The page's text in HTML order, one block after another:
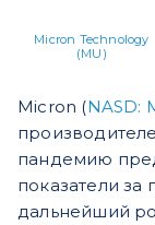
Micron Technology
(MU)
Micron (NASD:
пандемию
показатели за
дальнейший